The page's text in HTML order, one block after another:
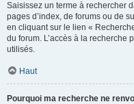
Saisissez un terme à rechercher
pages d’index, de forums ou de
en cliquant sur le lien «
du forum. L’accès à la recherche
utilisés.
Haut
Pourquoi ma recherche ne